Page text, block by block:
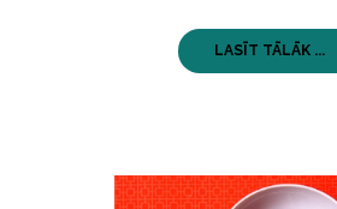
LASĪT TĀLĀK ...